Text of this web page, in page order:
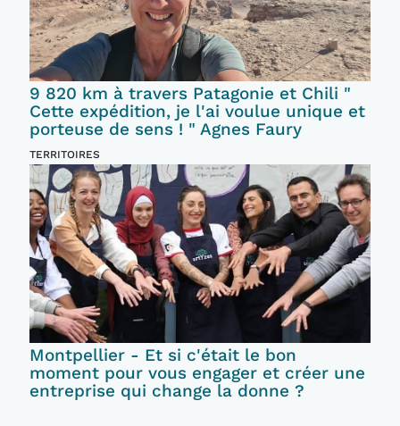
9 820 km à travers Patagonie et Chili "
Cette expédition, je l'ai voulue unique et
porteuse de sens ! " Agnes Faury
TERRITOIRES
Montpellier - Et si c'était le bon
moment pour vous engager et créer une
entreprise qui change la donne ?